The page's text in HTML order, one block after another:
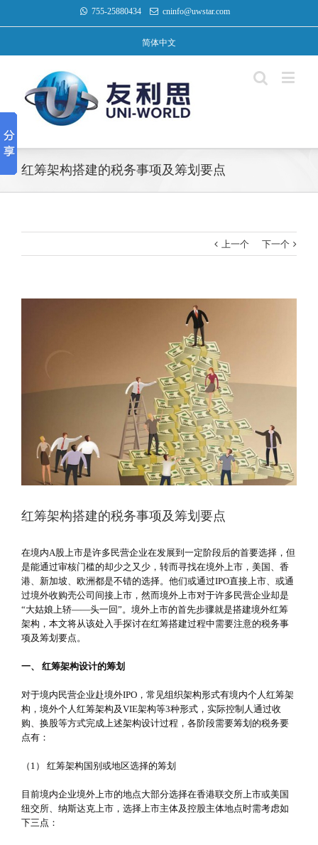
755-25880434 cninfo@uwstar.com
简体中文
红筹架构搭建的税务事项及筹划要点
上一个 下一个
红筹架构搭建的税务事项及筹划要点
在境内A股上市是许多民营企业在发展到一定阶段后的首要选择，但
是能通过审核门槛的却少之又少，转而寻找在境外上市，美国、香
港、新加坡、欧洲都是不错的选择。他们或通过IPO直接上市、或通
过境外收购壳公司间接上市，然而境外上市对于许多民营企业却是
“大姑娘上轿——头一回”。境外上市的首先步骤就是搭建境外红筹
架构，本文将从该处入手探讨在红筹搭建过程中需要注意的税务事
项及筹划要点。
一、 红筹架构设计的筹划
对于境内民营企业赴境外IPO，常见组织架构形式有境内个人红筹架
构，境外个人红筹架构及VIE架构等3种形式，实际控制人通过收
购、换股等方式完成上述架构设计过程，各阶段需要筹划的税务要
点有：
（1） 红筹架构国别或地区选择的筹划
目前境内企业境外上市的地点大部分选择在香港联交所上市或美国
纽交所、纳斯达克上市，选择上市主体及控股主体地点时需考虑如
下三点：